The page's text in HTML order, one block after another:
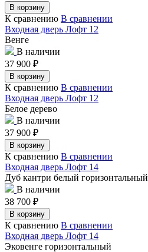
В корзину
К сравнению В сравнении
Входная дверь Лофт 12
Венге
В наличии
37 900 ₽
В корзину
К сравнению В сравнении
Входная дверь Лофт 12
Белое дерево
В наличии
37 900 ₽
В корзину
К сравнению В сравнении
Входная дверь Лофт 14
Дуб кантри белый горизонтальный
В наличии
38 700 ₽
В корзину
К сравнению В сравнении
Входная дверь Лофт 14
Эковенге горизонтальный